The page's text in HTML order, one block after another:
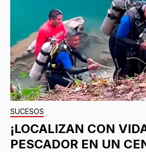
SUCESOS
¡LOCALIZAN CON
PESCADOR EN UN